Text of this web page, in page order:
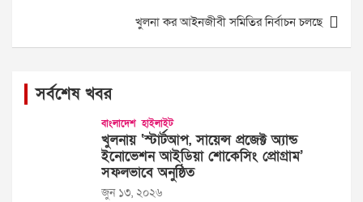
খুলনা কর আইনজীবী সমিতির নির্বাচন চলছে
সর্বশেষ খবর
বাংলাদেশ হাইলাইট
খুলনায় ‘স্টার্টআপ, সায়েন্স প্রজেক্ট অ্যান্ড
ইনোভেশন আইডিয়া শোকেসিং প্রোগ্রাম’
সফলভাবে অনুষ্ঠিত
জুন ১৩, ২০২৬